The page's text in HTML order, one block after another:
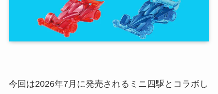
今回は2026年7月に発売されるミニ四駆とコラボし